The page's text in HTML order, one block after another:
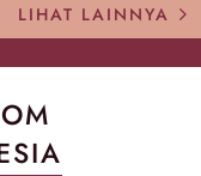
LIHAT LAINNYA